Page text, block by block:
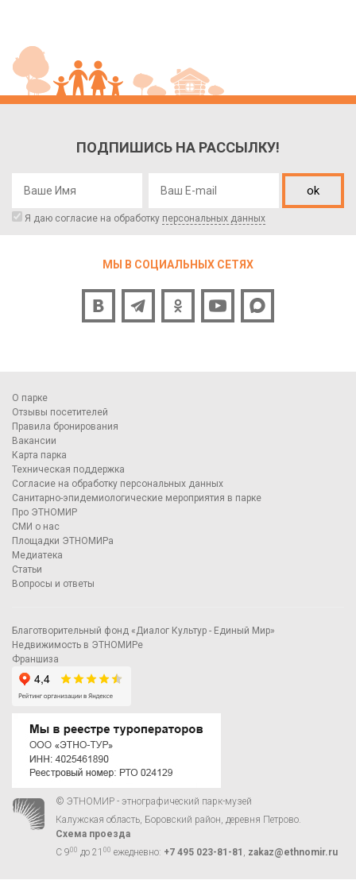
ПОДПИШИСЬ НА РАССЫЛКУ!
ok
Я даю согласие на обработку персональных данных
МЫ В СОЦИАЛЬНЫХ СЕТЯХ
О парке
Отзывы посетителей
Правила бронирования
Вакансии
Карта парка
Техническая поддержка
Согласие на обработку персональных данных
Санитарно-эпидемиологические мероприятия в парке
Про ЭТНОМИР
СМИ о нас
Площадки ЭТНОМИРа
Медиатека
Статьи
Вопросы и ответы
Благотворительный фонд «Диалог Культур - Единый Мир»
Недвижимость в ЭТНОМИРе
Франшиза
© ЭТНОМИР - этнографический парк-музей
Калужская область, Боровский район, деревня Петрово.
Схема проезда
С 900 до 21 00 ежедневно: +7 495 023-81-81 , zakaz@ethnomir.ru